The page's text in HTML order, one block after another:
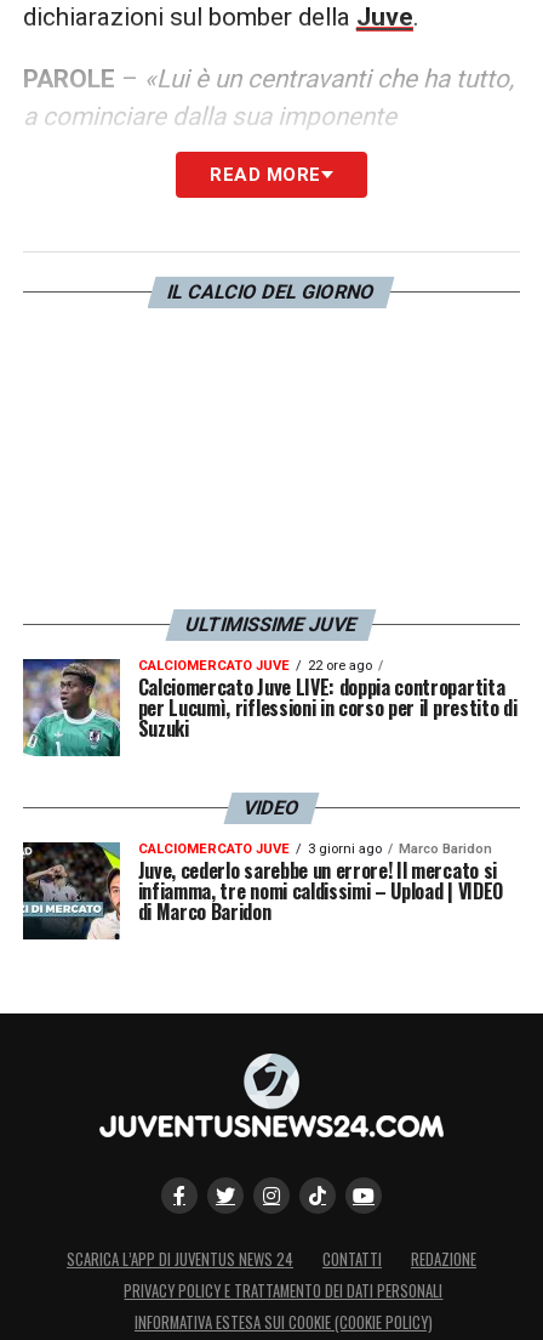
dichiarazioni sul bomber della Juve.
PAROLE – «Lui è un centravanti che ha tutto,
a cominciare dalla sua imponente
corporatura. Ed è anche stato condizionato
da problemi fisici come la pubalgia e la
Firenze… Dusan comunque è un balcanico
LA PLAYLIST DELLE NOSTRE TOP NEWS
READ MORE
IL CALCIO DEL GIORNO
ULTIMISSIME JUVE
CALCIOMERCATO JUVE 22 ore ago
Calciomercato Juve LIVE: doppia contropartita
per Lucumì, riflessioni in corso per il prestito di
Suzuki
VIDEO
CALCIOMERCATO JUVE 3 giorni ago Marco Baridon
Juve, cederlo sarebbe un errore! Il mercato si
infiamma, tre nomi caldissimi – Upload | VIDEO
di Marco Baridon
SCARICA L’APP DI JUVENTUS NEWS 24 CONTATTI
REDAZIONE
PRIVACY POLICY E TRATTAMENTO DEI DATI PERSONALI
INFORMATIVA ESTESA SUI COOKIE (COOKIE POLICY)